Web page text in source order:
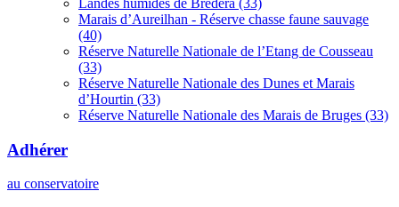
Marais d’Aureilhan - Réserve chasse faune sauvage
(40)
Réserve Naturelle Nationale de l’Etang de Cousseau
(33)
Réserve Naturelle Nationale des Dunes et Marais
d’Hourtin (33)
Réserve Naturelle Nationale des Marais de Bruges (33)
Adhérer
au conservatoire